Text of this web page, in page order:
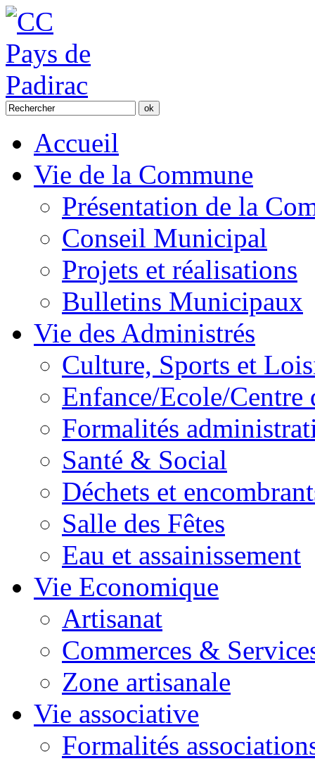
Accueil
Vie de la Commune
Présentation de la
Conseil Municipal
Projets et réalisations
Bulletins Municipaux
Vie des Administrés
Culture, Sports et
Enfance/Ecole/Centre
Formalités
Santé & Social
Déchets et
Salle des Fêtes
Eau et assainissement
Vie Economique
Artisanat
Commerces &
Zone artisanale
Vie associative
Formalités